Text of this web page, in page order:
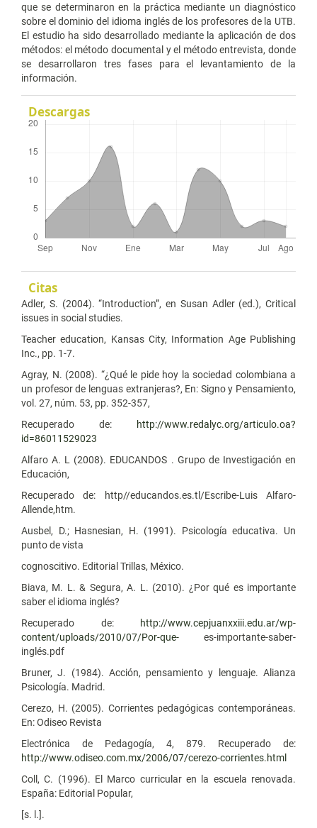
que se determinaron en la práctica mediante un diagnóstico
sobre el dominio del idioma inglés de los profesores de la UTB.
El estudio ha sido desarrollado mediante la aplicación de dos
métodos: el método documental y el método entrevista, donde
se desarrollaron tres fases para el levantamiento de la
información.
Descargas
Citas
Adler, S. (2004). “Introduction”, en Susan Adler (ed.), Critical
issues in social studies.
Teacher education, Kansas City, Information Age Publishing
Inc., pp. 1-7.
Agray, N. (2008). “¿Qué le pide hoy la sociedad colombiana a
un profesor de lenguas extranjeras?, En: Signo y Pensamiento,
vol. 27, núm. 53, pp. 352-357,
Recuperado de:
http://www.redalyc.org/articulo.oa?
id=86011529023
Alfaro A. L (2008). EDUCANDOS . Grupo de Investigación en
Educación,
Recuperado de: http//educandos.es.tl/Escribe-Luis Alfaro-
Allende,htm.
Ausbel, D.; Hasnesian, H. (1991). Psicología educativa. Un
punto de vista
cognoscitivo. Editorial Trillas, México.
Biava, M. L. & Segura, A. L. (2010). ¿Por qué es importante
saber el idioma inglés?
Recuperado de:
http://www.cepjuanxxiii.edu.ar/wp-
content/uploads/2010/07/Por-que- es-importante-saber-
inglés.pdf
Bruner, J. (1984). Acción, pensamiento y lenguaje. Alianza
Psicología. Madrid.
Cerezo, H. (2005). Corrientes pedagógicas contemporáneas.
En: Odiseo Revista
Electrónica de Pedagogía, 4, 879. Recuperado de:
http://www.odiseo.com.mx/2006/07/cerezo-corrientes.html
Coll, C. (1996). El Marco curricular en la escuela renovada.
España: Editorial Popular,
[s. l.].